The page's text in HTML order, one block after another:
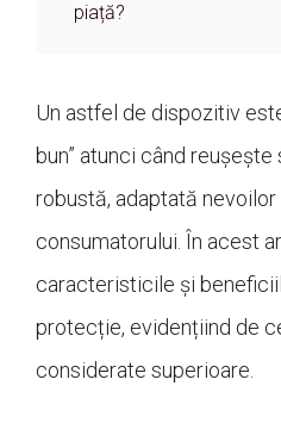
piață?
Un astfel de dispozitiv
bun” atunci când
robustă, adaptată
consumatorului. În acest
caracteristicile și
protecție, evidențiind de
considerate superioare.